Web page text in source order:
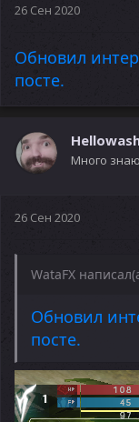
26 Сен 2020
Обновил
посте.
Много знаю
26 Сен 2020
WataFX
Обновил
посте.